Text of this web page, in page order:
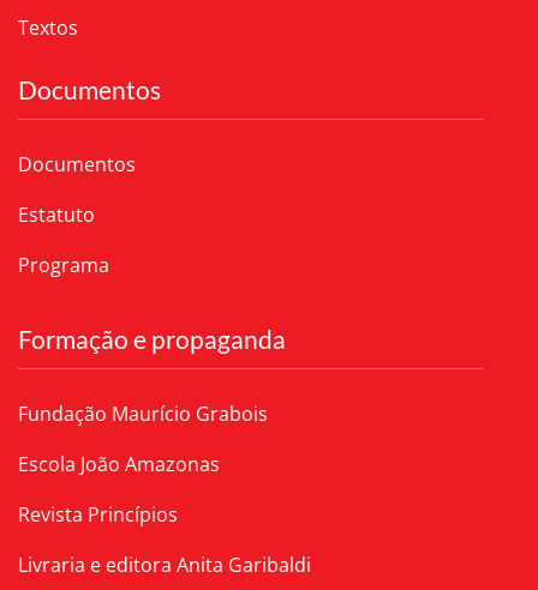
Textos
Documentos
Documentos
Estatuto
Programa
Formação e propaganda
Fundação Maurício Grabois
Escola João Amazonas
Revista Princípios
Livraria e editora Anita Garibaldi